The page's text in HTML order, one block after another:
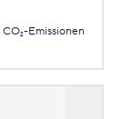
CO₂-Emissionen